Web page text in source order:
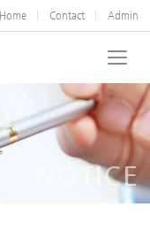
Home Contact Admin
NOTICE